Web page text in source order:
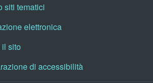
siti tematici
elettronica
sito
di accessibilità